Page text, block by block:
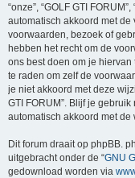
“onze”, “GOLF GTI
automatisch akkoord met de
voorwaarden, bezoek of
hebben het recht om de
ons best doen om je
te raden om zelf de
je niet akkoord met deze
GTI FORUM”. Blijf je gebruik
automatisch akkoord met
Dit forum draait op phpBB.
uitgebracht onder de “GNU
gedownload worden via